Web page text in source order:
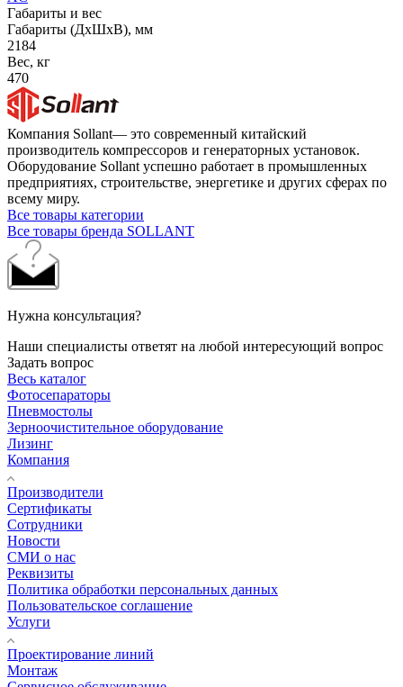
Габариты и вес
Габариты (ДхШхВ), мм
2184
Вес, кг
470
Компания Sollant— это современный китайский
производитель компрессоров и генераторных установок.
Оборудование Sollant успешно работает в промышленных
предприятиях, строительстве, энергетике и других сферах по
всему миру.
Все товары категории
Все товары бренда SOLLANT
Нужна консультация?
Наши специалисты ответят на любой интересующий вопрос
Задать вопрос
Весь каталог
Фотосепараторы
Пневмостолы
Зерноочистительное оборудование
Лизинг
Компания
Производители
Сертификаты
Сотрудники
Новости
СМИ о нас
Реквизиты
Политика обработки персональных данных
Пользовательское соглашение
Услуги
Проектирование линий
Монтаж